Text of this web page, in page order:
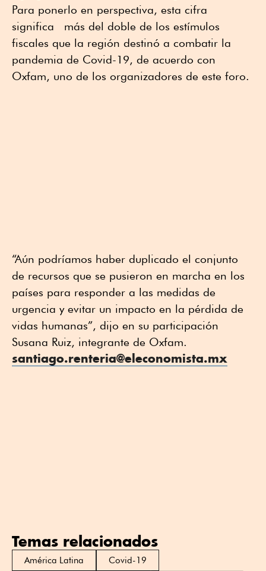
Para ponerlo en perspectiva, esta cifra
significa más del doble de los estímulos
fiscales que la región destinó a combatir la
pandemia de Covid-19, de acuerdo con
Oxfam, uno de los organizadores de este foro.
“Aún podríamos haber duplicado el conjunto
de recursos que se pusieron en marcha en los
países para responder a las medidas de
urgencia y evitar un impacto en la pérdida de
vidas humanas”, dijo en su participación
Susana Ruiz, integrante de Oxfam.
santiago.renteria@eleconomista.mx
Temas relacionados
América Latina
Covid-19